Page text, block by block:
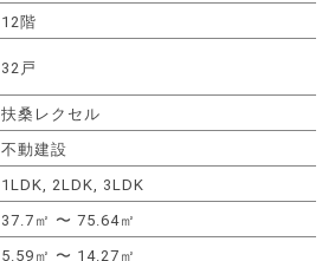
12階
32戸
扶桑レクセル
不動建設
1LDK, 2LDK, 3LDK
37.7㎡ 〜 75.64㎡
5.59㎡ 〜 14.27㎡